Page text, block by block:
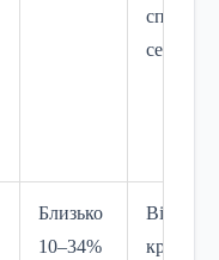
серці
Близько
10–34%
кращий,